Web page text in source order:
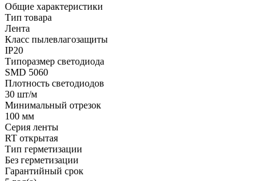
Общие характеристики
Тип товара
Лента
Класс пылевлагозащиты
IP20
Типоразмер светодиода
SMD 5060
Плотность светодиодов
30 шт/м
Минимальный отрезок
100 мм
Серия ленты
RT открытая
Тип герметизации
Без герметизации
Гарантийный срок